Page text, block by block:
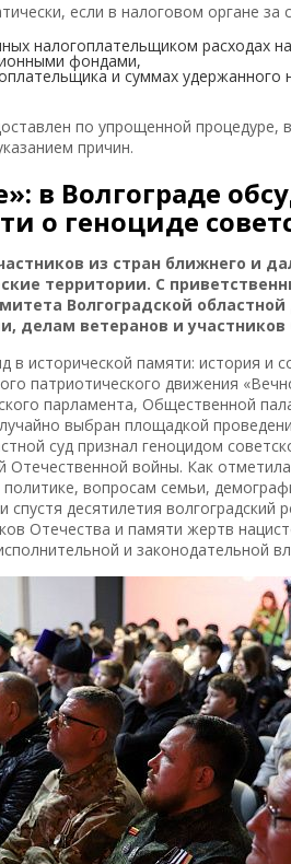
если в налоговом органе
налогоплательщиком расходах
фондами,
и суммах удержанного
по упрощенной процедуре,
причин.
в Волгограде
о геноциде
из стран ближнего и
территории. С
Волгоградской
делам ветеранов и
исторической памяти: история и
патриотического движения
парламента, Общественной
выбран площадкой
суд признал геноцидом
войны. Как
вопросам семьи,
спустя десятилетия
Отечества и памяти жертв
и законодательной